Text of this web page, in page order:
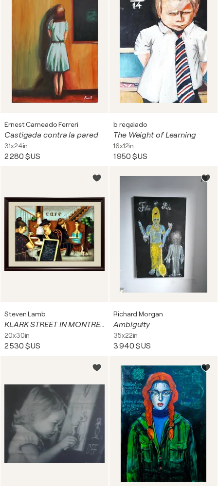
Ernest Carneado Ferreri
Castigada contra la pared
31x24in
2 280 $US
b regalado
The Weight of Learning
16x12in
1 950 $US
Steven Lamb
KLARK STREET IN MONTREAL
20x30in
2 530 $US
Richard Morgan
Ambiguity
35x22in
3 940 $US